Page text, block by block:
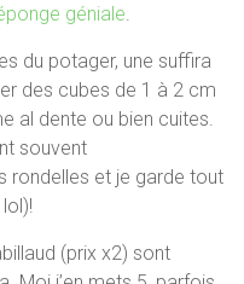
géniale
du potager, une suffira
des cubes de 1 à 2 cm
al dente ou bien cuites.
souvent
rondelles et je garde tout
(prix x2) sont